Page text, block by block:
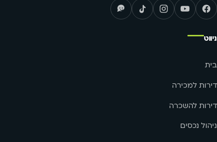
ניווט
בית
דירות למכירה
דירות להשכרה
ניהול נכסים